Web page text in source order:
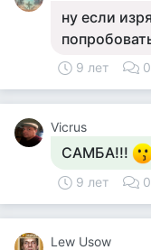
ну если
9 лет 0
Vicrus
САМБА!!!
9 лет 0
Lew Usow